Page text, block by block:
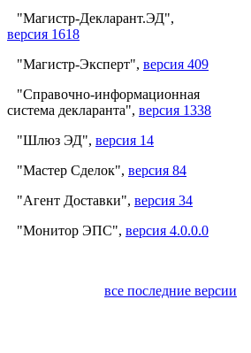
"Магистр-Декларант.ЭД",
версия 1618
"Магистр-Эксперт", версия 409
"Справочно-информационная
система декларанта", версия 1338
"Шлюз ЭД", версия 14
"Мастер Сделок", версия 84
"Агент Доставки", версия 34
"Монитор ЭПС", версия 4.0.0.0
все последние версии